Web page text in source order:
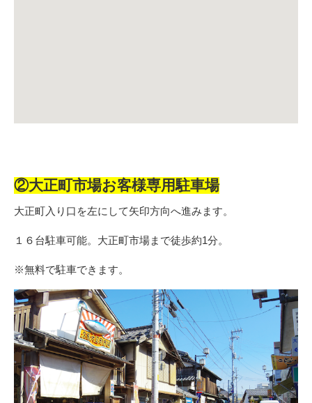
②大正町市場お客様専用駐車場
大正町入り口を左にして矢印方向へ進みます。
１６台駐車可能。大正町市場まで徒歩約1分。
※無料で駐車できます。